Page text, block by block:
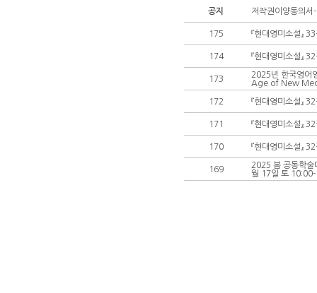
공지 저작권이양동의서
175 『현대영미소설』
174 『현대영미소설』
173
2025년 한국영어
Age of New
172 『현대영미소설』
171 『현대영미소설』
170 『현대영미소설』
169
2025 봄 공동학술
월 17일 토